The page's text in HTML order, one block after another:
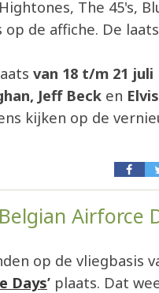
The 45's,
op de affiche. De
van 18 t/m 21 juli
Jeff Beck en
kijken op de
Airforce
op de vliegbasis
Days’ plaats. Dat